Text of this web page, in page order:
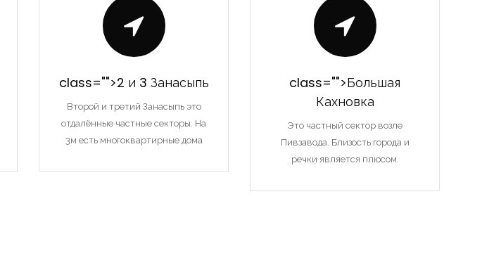
class="">2 и 3 Занасыпь
Второй и третий Занасыпь это
отдалённые частные секторы. На
3м есть многоквартирные дома
class="">Большая
Кахновка
Это частный сектор возле
Пивзавода. Близость города и
речки является плюсом.